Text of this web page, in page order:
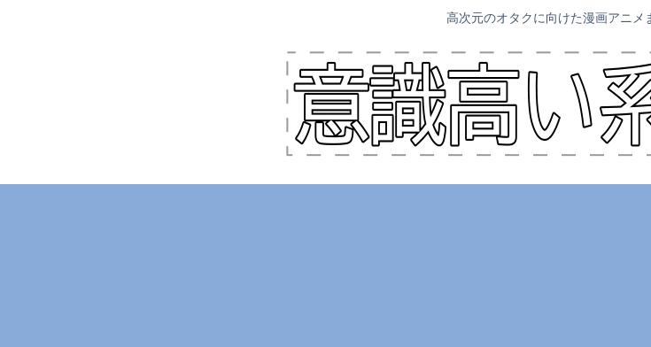
高次元のオタクに向けた漫画アニメ